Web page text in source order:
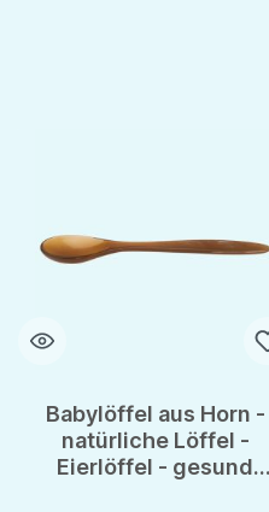
Babylöffel aus Horn -
natürliche Löffel -
Eierlöffel - gesund